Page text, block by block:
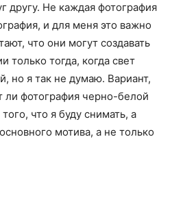
другу. Не каждая фотография
и для меня это важно
что они могут создавать
только тогда, когда свет
но я так не думаю. Вариант,
ли фотография черно-белой
что я буду снимать, а
мотива, а не только